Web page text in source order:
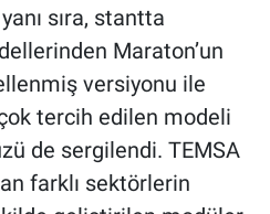
sıra, stantta
Maraton’un
versiyonu ile
tercih edilen modeli
de sergilendi. TEMSA
farklı sektörlerin